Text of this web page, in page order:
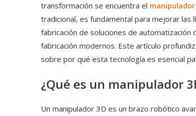
transformación se encuentra el manipulador
tradicional, es fundamental para mejorar las
fabricación de soluciones de
fabricación modernos. Este artículo
sobre por qué esta tecnología es esencial
¿Qué es un manipulador
Un manipulador 3D es un brazo robótico